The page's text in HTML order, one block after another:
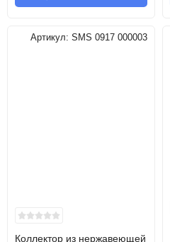
Артикул: SMS 0917 000003
Коллектор из нержавеющей